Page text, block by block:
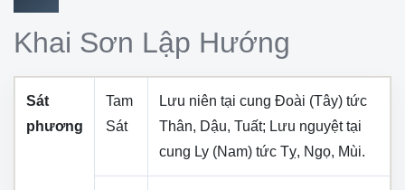
Khai Sơn Lập Hướng
Sát
phương
Tam
Sát
Lưu niên tại cung Đoài (Tây) tức
Thân, Dậu, Tuất; Lưu nguyệt tại
cung Ly (Nam) tức Tỵ, Ngọ, Mùi.